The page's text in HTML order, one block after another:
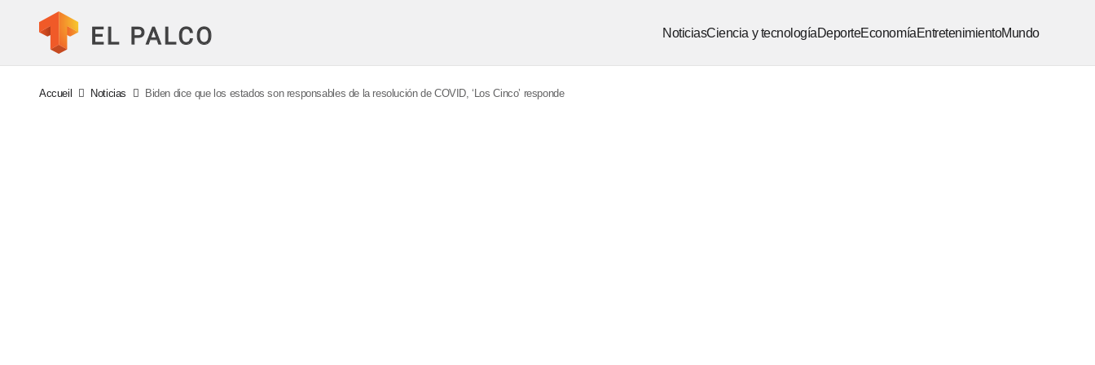
NoticiasCiencia y tecnologíaDeporteEconomíaEntretenimientoMundo
Accueil Noticias Biden dice que los estados son responsables de la resolución de COVID, ‘Los Cinco’ responde